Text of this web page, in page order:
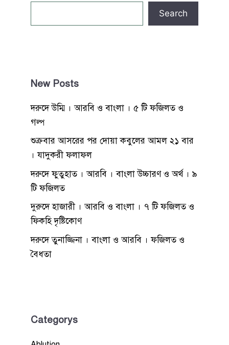
Search
New Posts
দরুদে উম্মি । আরবি ও বাংলা । ৫ টি ফজিলত ও
গল্প
শুক্রবার আসরের পর দোয়া কবুলের আমল ২১ বার
। যাদুকরী ফলাফল
দরুদে ফুতুহাত । আরবি । বাংলা উচ্চারণ ও অর্থ । ৯
টি ফজিলত
দুরুদে হাজারী । আরবি ও বাংলা । ৭ টি ফজিলত ও
ফিকহি দৃষ্টিকোণ
দরুদে তুনাজ্জিনা । বাংলা ও আরবি । ফজিলত ও
বৈধতা
Categorys